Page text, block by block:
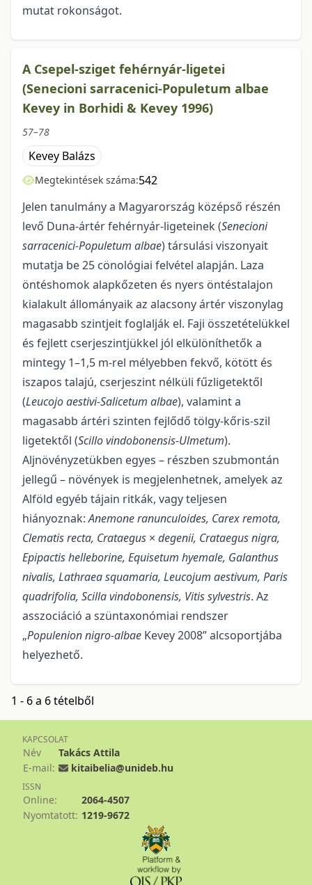
mutat rokonságot.
A Csepel-sziget fehérnyár-ligetei
(Senecioni sarracenici-Populetum albae
Kevey in Borhidi & Kevey 1996)
57–78
Kevey Balázs
Megtekintések száma:542
Jelen tanulmány a Magyarország középső részén
levő Duna-ártér fehérnyár-ligeteinek (Senecioni
sarracenici-Populetum albae) társulási viszonyait
mutatja be 25 cönológiai felvétel alapján. Laza
öntéshomok alapkőzeten és nyers öntéstalajon
kialakult állományaik az alacsony ártér viszonylag
magasabb szintjeit foglalják el. Faji összetételükkel
és fejlett cserjeszintjükkel jól elkülöníthetők a
mintegy 1–1,5 m-rel mélyebben fekvő, kötött és
iszapos talajú, cserjeszint nélküli fűzligetektől
(Leucojo aestivi-Salicetum albae), valamint a
magasabb ártéri szinten fejlődő tölgy-kőris-szil
ligetektől (Scillo vindobonensis-Ulmetum).
Aljnövényzetükben egyes – részben szubmontán
jellegű – növények is megje­lenhetnek, amelyek az
Alföld egyéb tájain ritkák, vagy teljesen
hiányoznak:Anemone ranunculoides, Carex remota,
Clematis recta, Crataegus × degenii, Crataegus nigra,
Epipactis helleborine, Equisetum hyemale, Galanthus
nivalis, Lathraea squamaria, Leucojum aestivum, Paris
quadrifolia, Scilla vindobonensis, Vitis sylvestris. Az
asszociáció a szüntaxonómiai rendszer
„Populenion nigro-albae Kevey 2008” alcsoportjába
helyezhető.
1 - 6 a 6 tételből
KAPCSOLAT
Név
Takács Attila
E-mail:
kitaibelia@unideb.hu
ISSN
Online:
2064-4507
Nyomtatott: 1219-9672